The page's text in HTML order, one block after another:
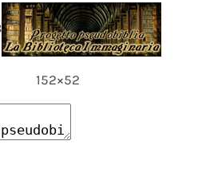
152×52